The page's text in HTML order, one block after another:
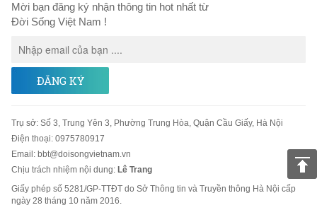
Mời bạn đăng ký nhận thông tin hot nhất từ
Đời Sống Việt Nam !
ĐĂNG KÝ
Trụ sở: Số 3, Trung Yên 3, Phường Trung Hòa, Quận Cầu Giấy, Hà Nội
Điện thoại: 0975780917
Email : bbt@doisongvietnam.vn
Chịu trách nhiệm nội dung: Lê Trang
Giấy phép số 5281/GP-TTĐT do Sở Thông tin và Truyền thông Hà Nội cấp
ngày 28 tháng 10 năm 2016.